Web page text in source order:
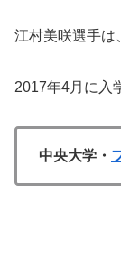
江村美咲選手は
2017年4月に入
中央大学・